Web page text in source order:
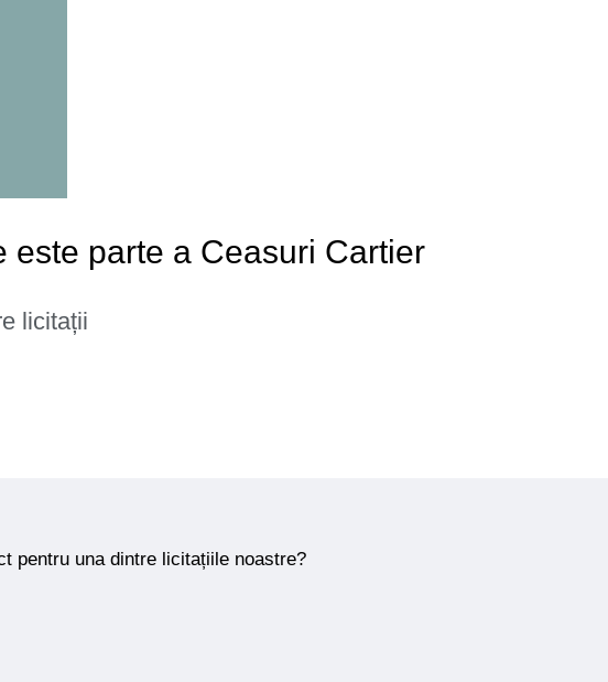
este parte a Ceasuri Cartier
licitații
pentru una dintre licitațiile noastre?